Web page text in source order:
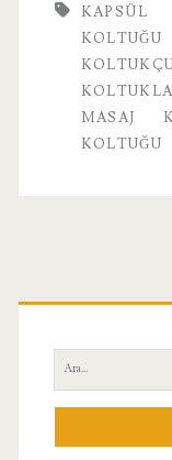
KAPSÜL
KOLTUĞU
MASAJ
KOLTUĞU
Birincil
Yan
Menü
Ara: